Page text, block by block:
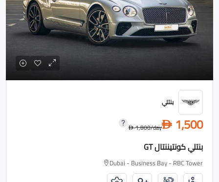
بنتلي
D 1,500
D1,800/day
بنتلي كونتيننتال GT
Dubai - Business Bay - RBC Tower